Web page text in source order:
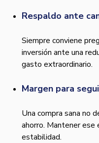
Respaldo ante
Siempre conviene
inversión ante una
gasto extraordinario.
Margen para
Una compra sana no
ahorro. Mantener ese
estabilidad.